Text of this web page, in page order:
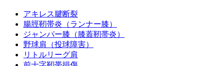
アキレス腱断裂
腸脛靭帯炎（ランナー膝）
ジャンパー膝（膝蓋靭帯炎）
野球肩（投球障害）
リトルリーグ肩